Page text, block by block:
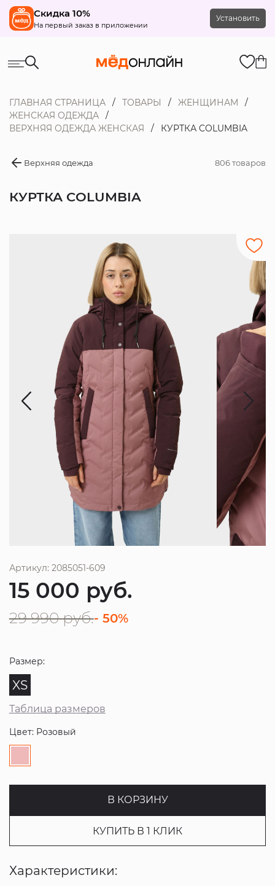
Скидка 10%
На первый заказ в приложении
Установить
ГЛАВНАЯ СТРАНИЦА ТОВАРЫ
ЖЕНЩИНАМ
ЖЕНСКАЯ ОДЕЖДА
ВЕРХНЯЯ ОДЕЖДА ЖЕНСКАЯ
КУРТКА COLUMBIA
Верхняя одежда 806 товаров
КУРТКА COLUMBIA
Артикул: 2085051-609
15 000 руб.
29 990 руб.- 50%
Размер:
XS
Таблица размеров
Цвет: Розовый
В КОРЗИНУ
КУПИТЬ В 1 КЛИК
Характеристики: